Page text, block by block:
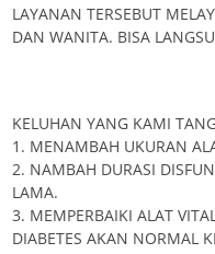
LAYANAN TERSEBUT
DAN WANITA. BISA
KELUHAN YANG KAMI
1. MENAMBAH UKURAN
2. NAMBAH DURASI
LAMA.
3. MEMPERBAIKI ALAT
DIABETES AKAN NORMAL